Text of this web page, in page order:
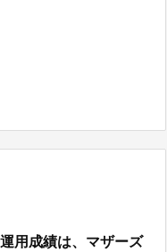
用成績は、マザーズ